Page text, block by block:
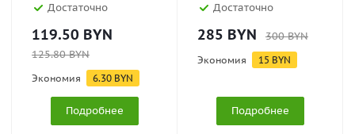
Достаточно
119.50 BYN
125.80BYN
Экономия 6.30 BYN
Подробнее
Достаточно
285 BYN 300BYN
Экономия 15 BYN
Подробнее